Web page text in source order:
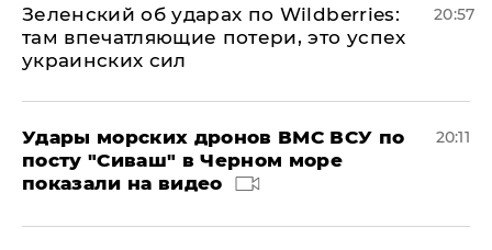
Зеленский об ударах по Wildberries:
там впечатляющие потери, это успех
украинских сил
20:57
Удары морских дронов ВМС ВСУ по
посту "Сиваш" в Черном море
показали на видео
20:11